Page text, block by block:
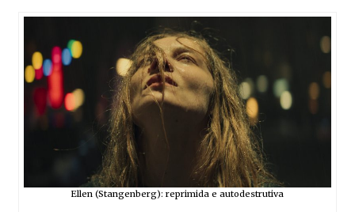
Ellen (Stangenberg): reprimida e autodestrutiva